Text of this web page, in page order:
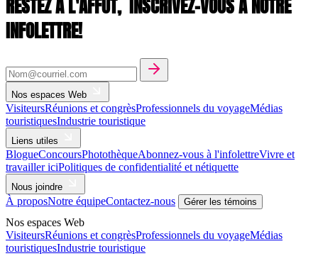
RESTEZ À L'AFFÛT, INSCRIVEZ-VOUS À NOTRE
INFOLETTRE!
Nos espaces Web
VisiteursRéunions et congrèsProfessionnels du voyageMédias
touristiquesIndustrie touristique
Liens utiles
BlogueConcoursPhotothèqueAbonnez-vous à l'infolettreVivre et
travailler iciPolitiques de confidentialité et nétiquette
Nous joindre
À proposNotre équipeContactez-nous Gérer les témoins
Nos espaces Web
VisiteursRéunions et congrèsProfessionnels du voyageMédias
touristiquesIndustrie touristique